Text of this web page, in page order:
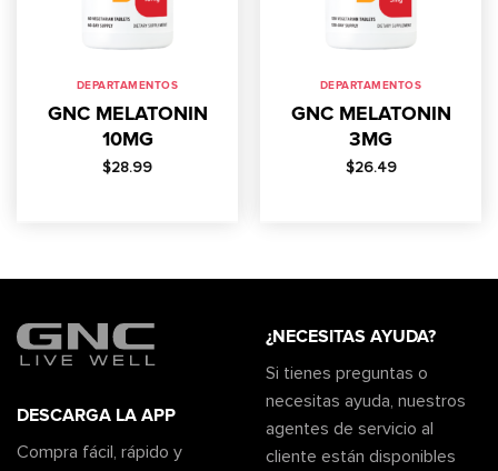
DEPARTAMENTOS
GNC MELATONIN
10MG
$28.99
DEPARTAMENTOS
GNC MELATONIN
3MG
$26.49
DESCARGA LA APP
Compra fácil, rápido y
¿NECESITAS AYUDA?
Si tienes preguntas o
necesitas ayuda, nuestros
agentes de servicio al
cliente están disponibles